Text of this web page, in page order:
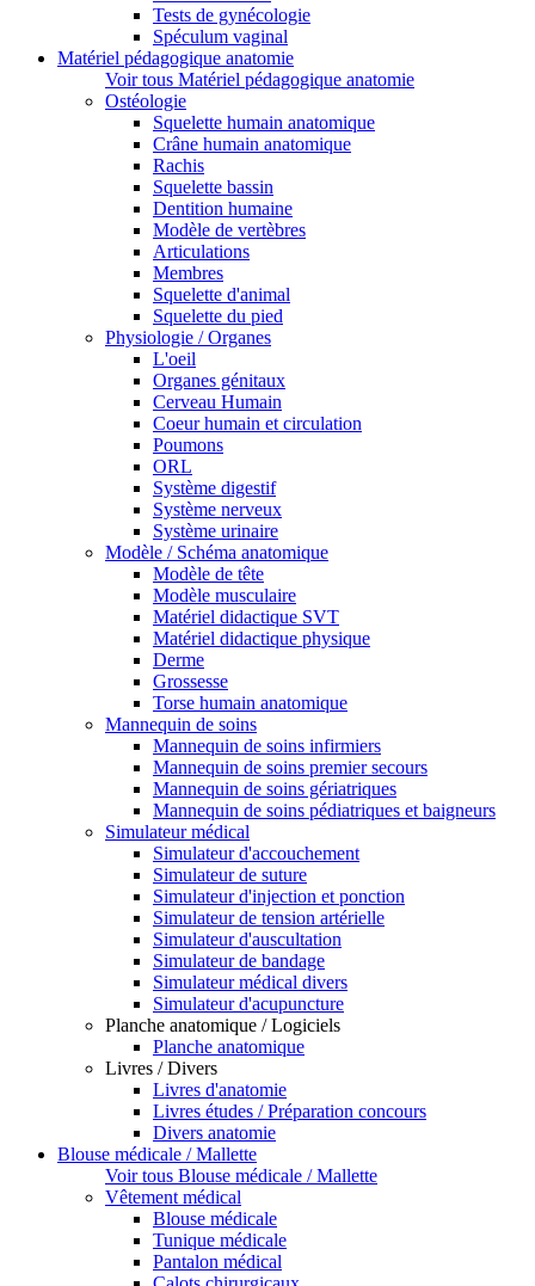
Tests de gynécologie
Spéculum vaginal
Matériel pédagogique anatomie
Voir tous Matériel pédagogique anatomie
Ostéologie
Squelette humain anatomique
Crâne humain anatomique
Rachis
Squelette bassin
Dentition humaine
Modèle de vertèbres
Articulations
Membres
Squelette d'animal
Squelette du pied
Physiologie / Organes
L'oeil
Organes génitaux
Cerveau Humain
Coeur humain et circulation
Poumons
ORL
Système digestif
Système nerveux
Système urinaire
Modèle / Schéma anatomique
Modèle de tête
Modèle musculaire
Matériel didactique SVT
Matériel didactique physique
Derme
Grossesse
Torse humain anatomique
Mannequin de soins
Mannequin de soins infirmiers
Mannequin de soins premier secours
Mannequin de soins gériatriques
Mannequin de soins pédiatriques et baigneurs
Simulateur médical
Simulateur d'accouchement
Simulateur de suture
Simulateur d'injection et ponction
Simulateur de tension artérielle
Simulateur d'auscultation
Simulateur de bandage
Simulateur médical divers
Simulateur d'acupuncture
Planche anatomique / Logiciels
Planche anatomique
Livres / Divers
Livres d'anatomie
Livres études / Préparation concours
Divers anatomie
Blouse médicale / Mallette
Voir tous Blouse médicale / Mallette
Vêtement médical
Blouse médicale
Tunique médicale
Pantalon médical